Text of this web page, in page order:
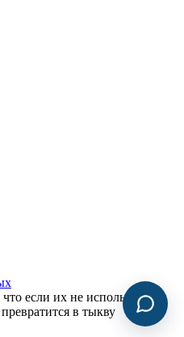
если их не использовать,
в тыкву